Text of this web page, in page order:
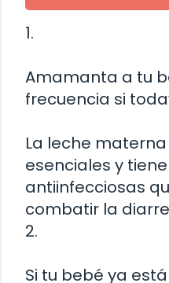
1.
Amamanta a tu
frecuencia si
La leche
esenciales y
antiinfecciosas
combatir la
2.
Si tu bebé ya